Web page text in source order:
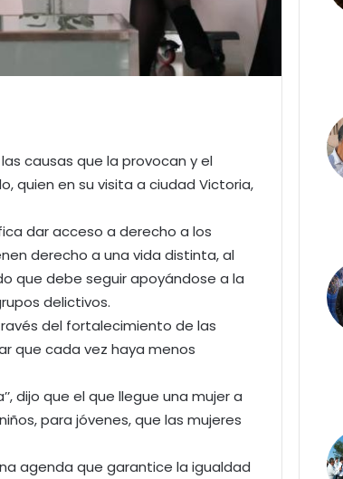
causas que la provocan y el
quien en su visita a ciudad Victoria,
dar acceso a derecho a los
derecho a una vida distinta, al
que debe seguir apoyándose a la
delictivos.
del fortalecimiento de las
que cada vez haya menos
dijo que el que llegue una mujer a
para jóvenes, que las mujeres
agenda que garantice la igualdad